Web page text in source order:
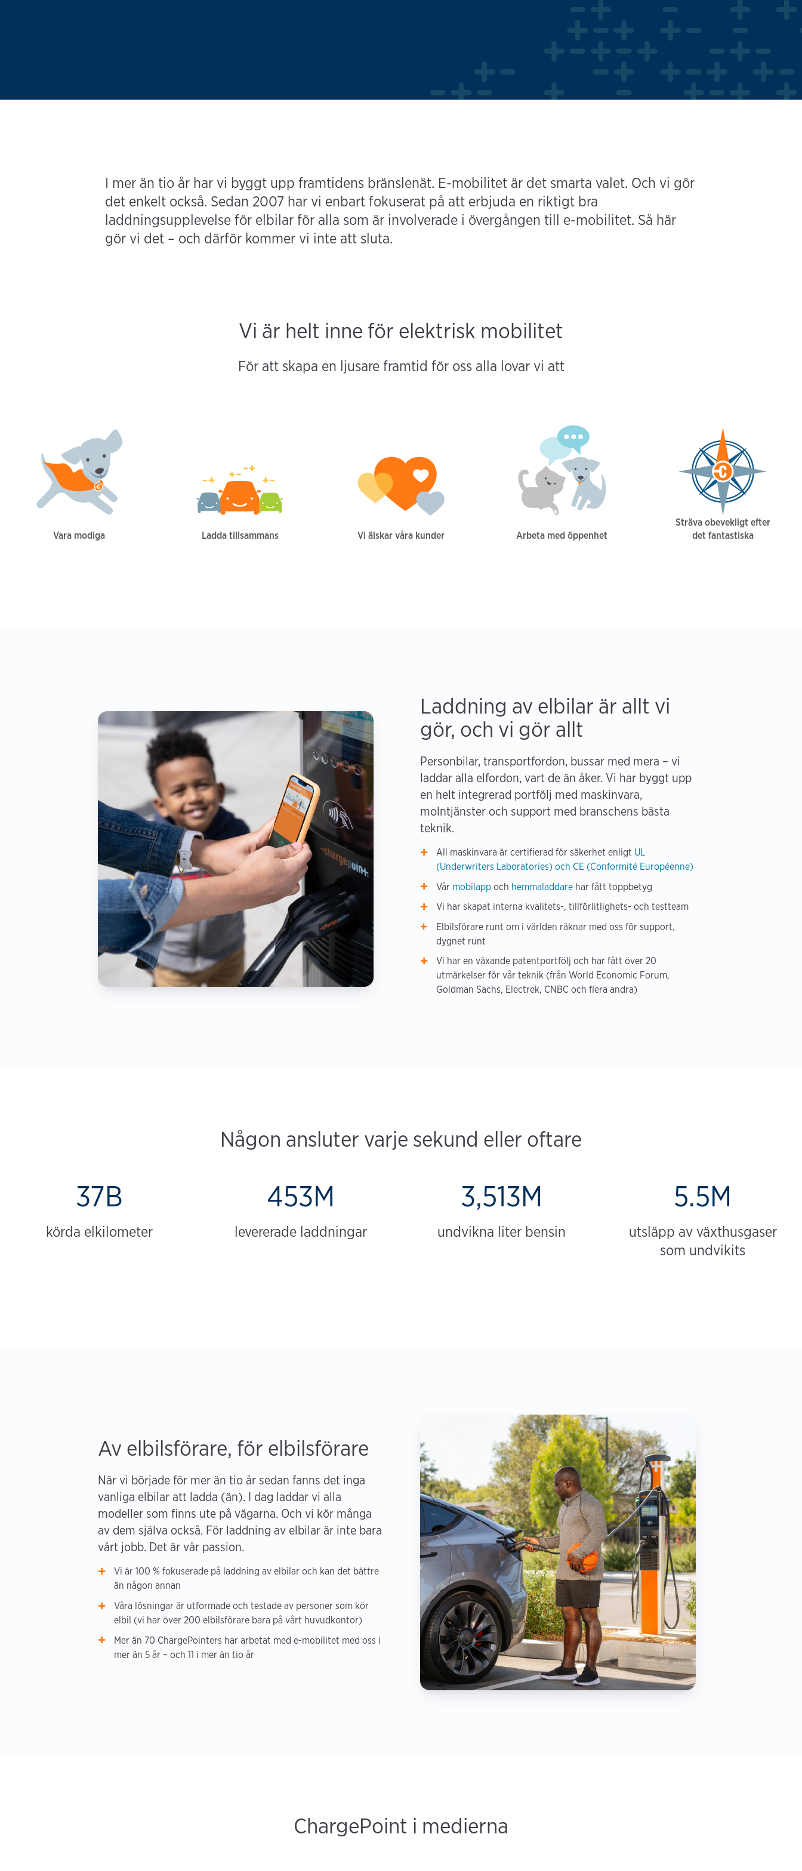
I mer än tio år har vi byggt upp framtidens bränslenät. E-mobilitet är det smarta valet. Och vi gör
det enkelt också. Sedan 2007 har vi enbart fokuserat på att erbjuda en riktigt bra
laddningsupplevelse för elbilar för alla som är involverade i övergången till e-mobilitet. Så här
gör vi det – och därför kommer vi inte att sluta.
Vi är helt inne för elektrisk mobilitet
För att skapa en ljusare framtid för oss alla lovar vi att
Vara modiga Ladda tillsammans Vi älskar våra kunder Arbeta med öppenhet
Sträva obevekligt efter
det fantastiska
Laddning av elbilar är allt vi
gör, och vi gör allt
Personbilar, transportfordon, bussar med mera – vi
laddar alla elfordon, vart de än åker. Vi har byggt upp
en helt integrerad portfölj med maskinvara,
molntjänster och support med branschens bästa
teknik.
All maskinvara är certifierad för säkerhet enligt UL
(Underwriters Laboratories) och CE (Conformité Européenne)
Vår mobilapp och hemmaladdare har fått toppbetyg
Vi har skapat interna kvalitets-, tillförlitlighets- och testteam
Elbilsförare runt om i världen räknar med oss för support,
dygnet runt
Vi har en växande patentportfölj och har fått över 20
utmärkelser för vår teknik (från World Economic Forum,
Goldman Sachs, Electrek, CNBC och flera andra)
Någon ansluter varje sekund eller oftare
37B
körda elkilometer
453M
levererade laddningar
3,513M
undvikna liter bensin
5.5M
utsläpp av växthusgaser
som undvikits
Av elbilsförare, för elbilsförare
När vi började för mer än tio år sedan fanns det inga
vanliga elbilar att ladda (än). I dag laddar vi alla
modeller som finns ute på vägarna. Och vi kör många
av dem själva också. För laddning av elbilar är inte bara
vårt jobb. Det är vår passion.
Vi är 100 % fokuserade på laddning av elbilar och kan det bättre
än någon annan
Våra lösningar är utformade och testade av personer som kör
elbil (vi har över 200 elbilsförare bara på vårt huvudkontor)
Mer än 70 ChargePointers har arbetat med e-mobilitet med oss i
mer än 5 år – och 11 i mer än tio år
ChargePoint i medierna